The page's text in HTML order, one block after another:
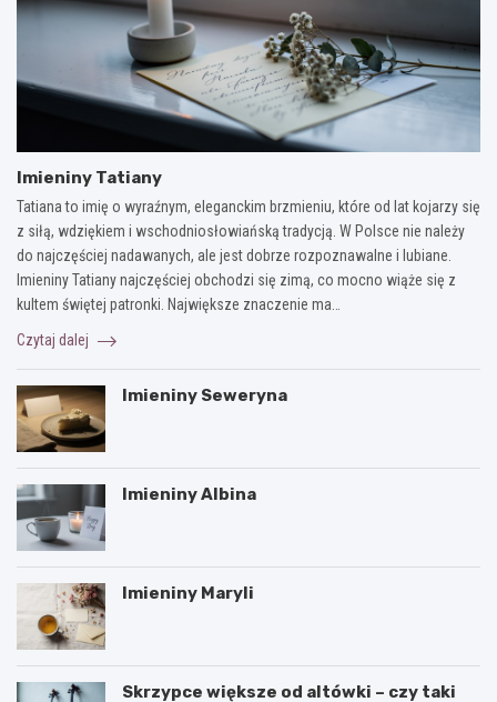
Imieniny Tatiany
Tatiana to imię o wyraźnym, eleganckim brzmieniu, które od lat kojarzy się
z siłą, wdziękiem i wschodniosłowiańską tradycją. W Polsce nie należy
do najczęściej nadawanych, ale jest dobrze rozpoznawalne i lubiane.
Imieniny Tatiany najczęściej obchodzi się zimą, co mocno wiąże się z
kultem świętej patronki. Największe znaczenie ma…
Czytaj dalej
Imieniny Seweryna
Imieniny Albina
Imieniny Maryli
Skrzypce większe od altówki – czy taki